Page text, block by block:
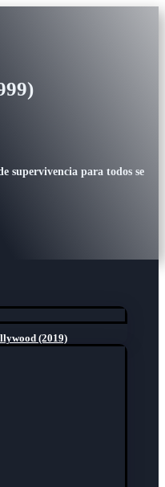
supervivencia para todos se
(2019)